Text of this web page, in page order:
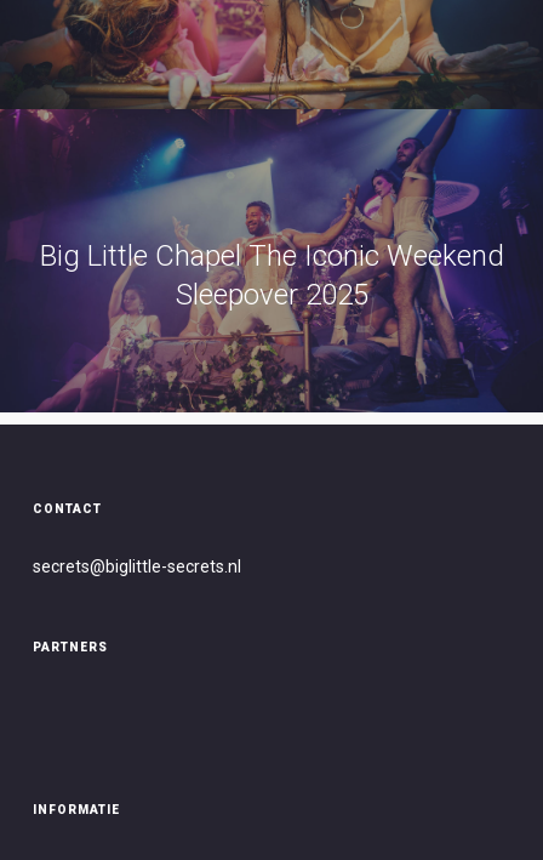
Big Little Chapel The Iconic Weekend
Sleepover 2025
CONTACT
secrets@biglittle-secrets.nl
PARTNERS
INFORMATIE